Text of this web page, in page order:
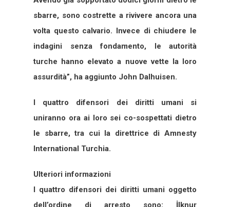
sbarre, sono costrette a rivivere ancora una
volta questo calvario. Invece di chiudere le
indagini senza fondamento, le autorità
turche hanno elevato a nuove vette la loro
assurdità”, ha aggiunto John Dalhuisen.
I quattro difensori dei diritti umani si
uniranno ora ai loro sei co-sospettati dietro
le sbarre, tra cui la direttrice di Amnesty
International Turchia.
Ulteriori informazioni
I quattro difensori dei diritti umani oggetto
dell’ordine di arresto sono: İlknur